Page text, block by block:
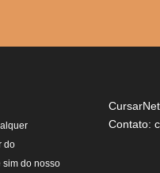
do
sim do nosso
Contato: